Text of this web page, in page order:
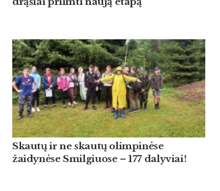
Skautų ir ne skautų olimpinėse
žaidynėse Smilgiuose – 177 dalyviai!